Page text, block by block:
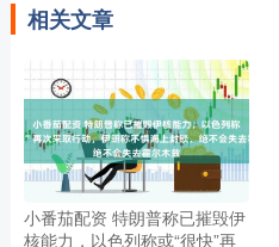
相关文章
小番茄配资 特朗普称已摧毁伊
核能力，以色列称或“很快”再